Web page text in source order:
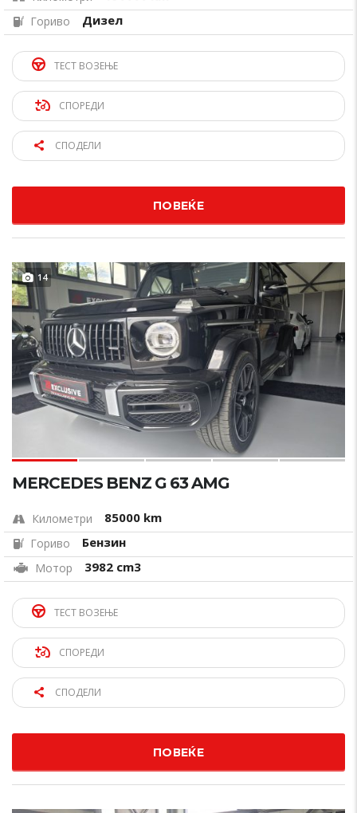
Гориво Дизел
ТЕСТ ВОЗЕЊЕ
СПОРЕДИ
СПОДЕЛИ
ПОВЕЌЕ
14
MERCEDES BENZ G 63 AMG
Километри 85000 km
Гориво Бензин
Мотор 3982 cm3
ТЕСТ ВОЗЕЊЕ
СПОРЕДИ
СПОДЕЛИ
ПОВЕЌЕ